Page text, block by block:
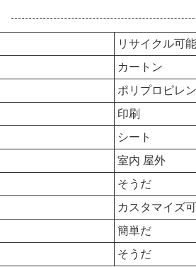
リサイクル可
カートン
ポリプロピレン
印刷
シート
室内 屋外
そうだ
カスタマイズ
簡単だ
そうだ